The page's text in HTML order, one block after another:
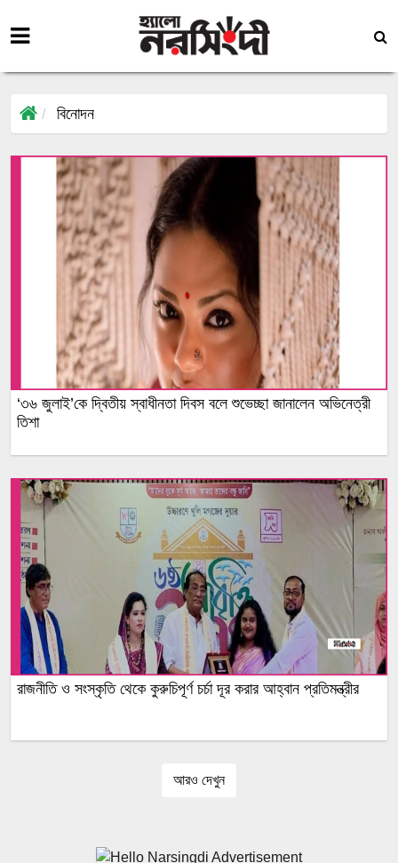
বিনোদন
‘৩৬ জুলাই’কে দ্বিতীয় স্বাধীনতা দিবস বলে শুভেচ্ছা জানালেন অভিনেত্রী
তিশা
রাজনীতি ও সংস্কৃতি থেকে কুরুচিপূর্ণ চর্চা দূর করার আহ্বান প্রতিমন্ত্রীর
আরও দেখুন